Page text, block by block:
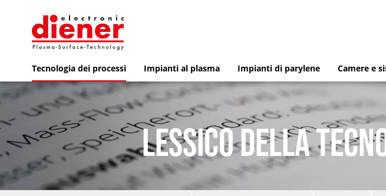
Tecnologia dei processi Impianti al plasma Impianti di parylene Camere e
LESSICO DELLA